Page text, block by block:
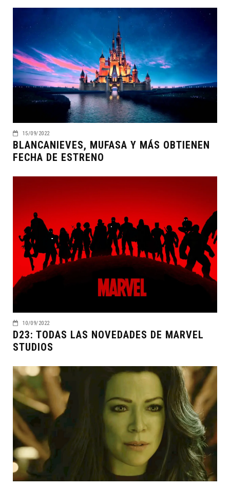
15/09/2022
BLANCANIEVES, MUFASA Y MÁS OBTIENEN
FECHA DE ESTRENO
10/09/2022
D23: TODAS LAS NOVEDADES DE MARVEL
STUDIOS